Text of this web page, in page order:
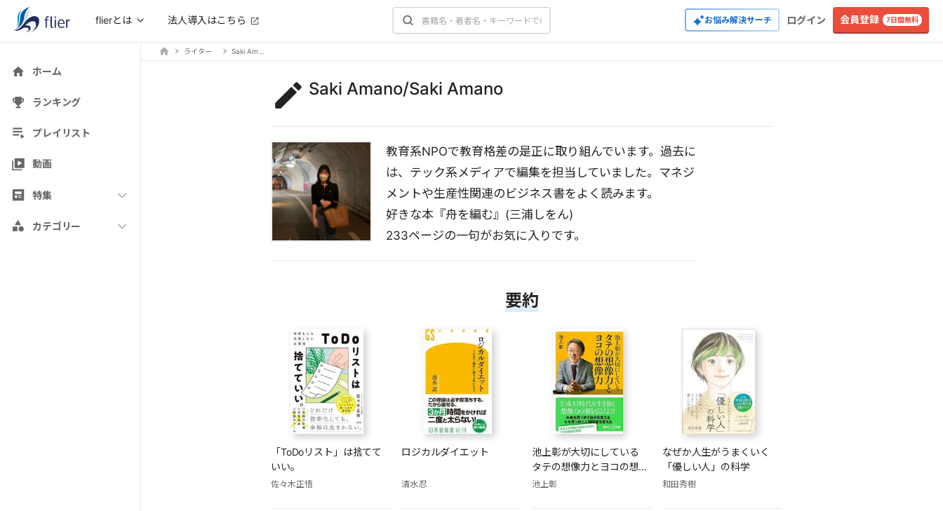
flierとは 法人導入はこちら お悩み解決サーチ ログイン 会員登録 7日間無料
ホーム
ランキング
プレイリスト
動画
特集
カテゴリー
ライター
Saki Amano/Saki Amano
教育系NPOで教育格差の是正に取り組んでいます。過去に
は、テック系メディアで編集を担当していました。マネジ
メントや生産性関連のビジネス書をよく読みます。
好きな本『舟を編む』(三浦しをん)
233ページの一句がお気に入りです。
要約
「ToDoリスト」は捨てて
いい。
佐々木正悟
ロジカルダイエット
清水忍
池上彰が大切にしている
タテの想像力とヨコの想像
力
池上彰
なぜか人生がうまくいく
「優しい人」の科学
和田秀樹